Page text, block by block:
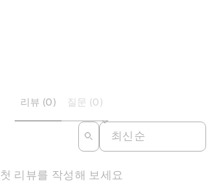
리뷰 (0) 질문 (0)
SORT REVIEWS BY
첫 리뷰를 작성해 보세요